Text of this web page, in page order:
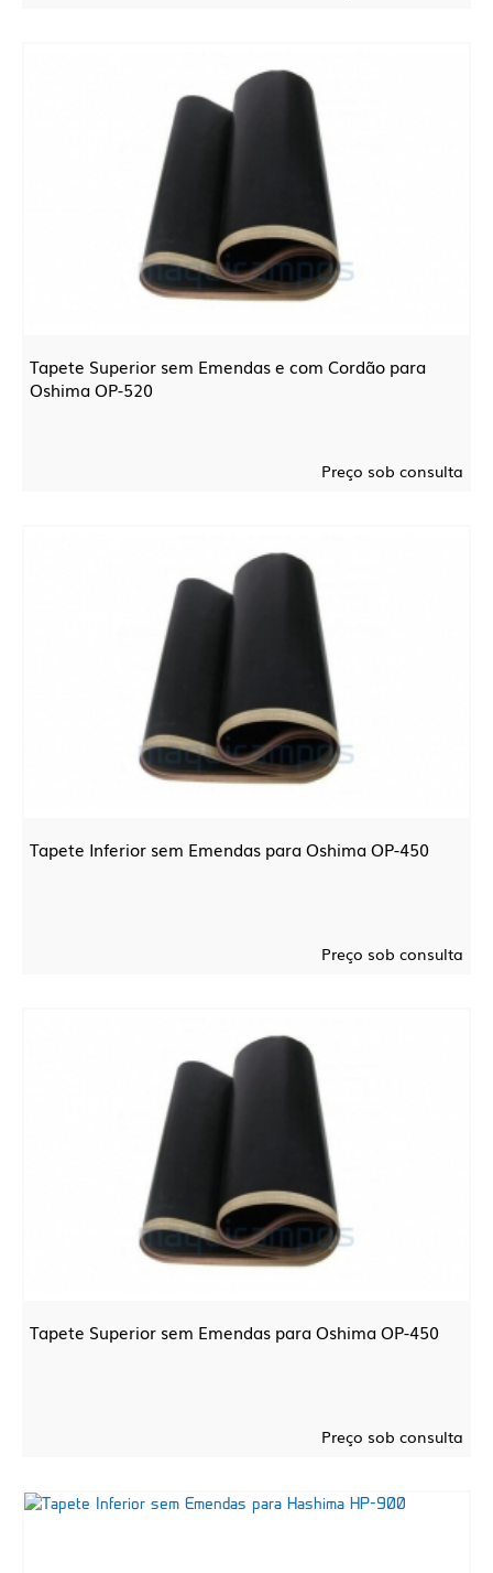
Tapete Superior sem Emendas e com Cordão para
Oshima OP-520
Preço sob consulta
Tapete Inferior sem Emendas para Oshima OP-450
Preço sob consulta
Tapete Superior sem Emendas para Oshima OP-450
Preço sob consulta